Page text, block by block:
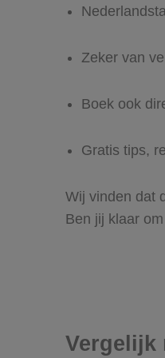
Zeker van
Boek ook
Gratis tips,
Wij vinden dat
Ben jij klaar
Vergelijk